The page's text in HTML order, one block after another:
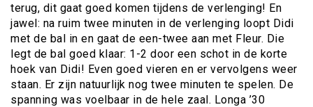
terug, dit gaat goed komen tijdens de verlenging! En
jawel: na ruim twee minuten in de verlenging loopt Didi
met de bal in en gaat de een-twee aan met Fleur. Die
legt de bal goed klaar: 1-2 door een schot in de korte
hoek van Didi! Even goed vieren en er vervolgens weer
staan. Er zijn natuurlijk nog twee minuten te spelen. De
spanning was voelbaar in de hele zaal. Longa ’30